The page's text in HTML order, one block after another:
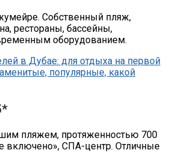
Собственный пляж,
рестораны, бассейны,
оборудованием.
пляжем, протяженностью 700
включено», СПА-центр. Отличные